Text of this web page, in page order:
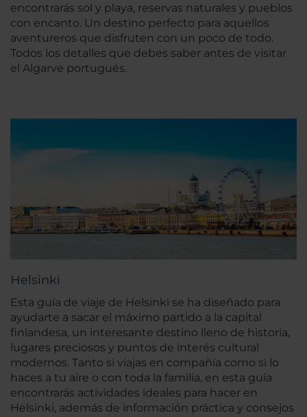
encontrarás sol y playa, reservas naturales y pueblos
con encanto. Un destino perfecto para aquellos
aventureros que disfruten con un poco de todo.
Todos los detalles que debes saber antes de visitar
el Algarve portugués.
Helsinki
Esta guía de viaje de Helsinki se ha diseñado para
ayudarte a sacar el máximo partido a la capital
finlandesa, un interesante destino lleno de historia,
lugares preciosos y puntos de interés cultural
modernos. Tanto si viajas en compañía como si lo
haces a tu aire o con toda la familia, en esta guía
encontrarás actividades ideales para hacer en
Helsinki, además de información práctica y consejos